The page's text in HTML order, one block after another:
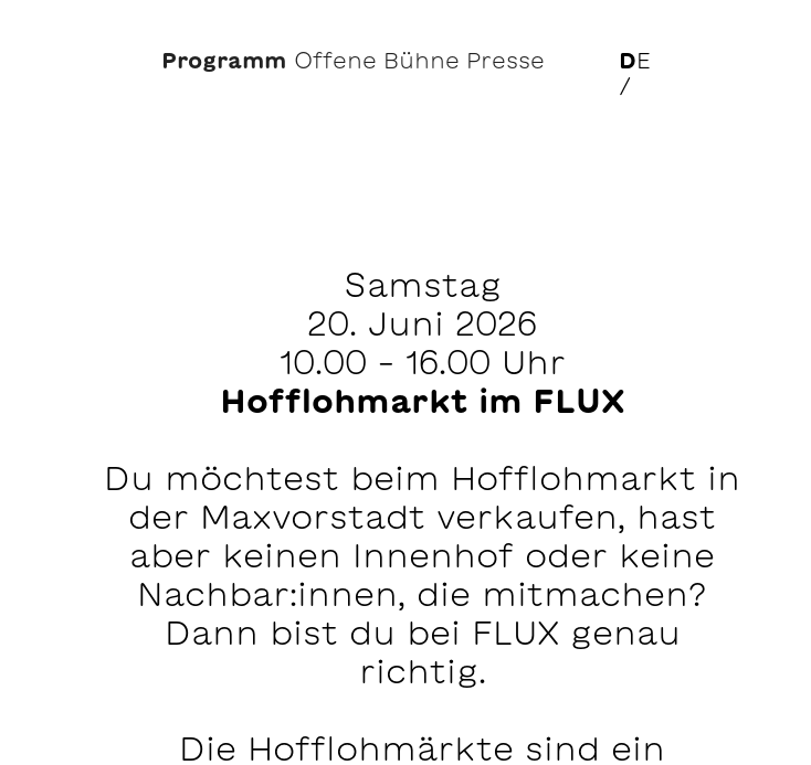
Programm Offene Bühne Presse DE
/
Samstag
20. Juni 2026
10.00 – 16.00 Uhr
Hofflohmarkt im FLUX
Du möchtest beim Hofflohmarkt in
der Maxvorstadt verkaufen, hast
aber keinen Innenhof oder keine
Nachbar:innen, die mitmachen?
Dann bist du bei FLUX genau
richtig.
Die Hofflohmärkte sind ein